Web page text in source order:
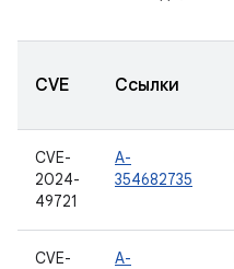
CVE Ссылки
CVE-
2024-
49721
A-
354682735
CVE-
A-